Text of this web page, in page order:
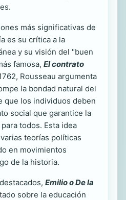
más significativas de
es su crítica a la
y su visión del "buen
famosa, El contrato
Rousseau argumenta
la bondad natural del
que los individuos deben
social que garantice la
todos. Esta idea
teorías políticas
en movimientos
de la historia.
Emilio o De la
sobre la educación